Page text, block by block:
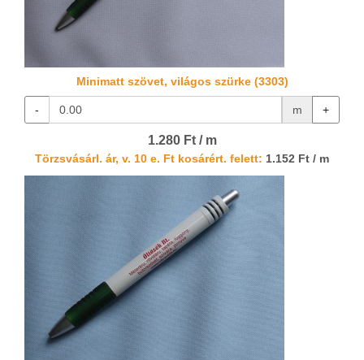
Minimatt szövet, világos szürke (3303)
- m +
1.280 Ft / m
Törzsvásárl. ár, v. 10 e. Ft kosárért. felett: 1.152 Ft / m